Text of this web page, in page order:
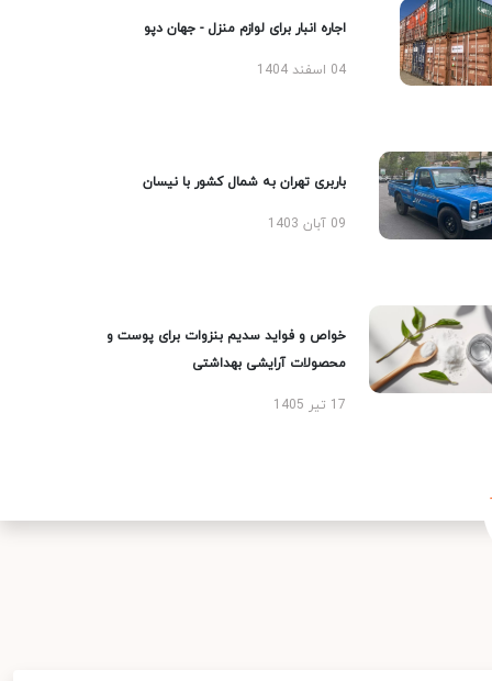
اجاره انبار برای لوازم منزل - جهان دپو
04 اسفند 1404
باربری تهران به شمال کشور با نیسان
09 آبان 1403
خواص و فواید سدیم بنزوات برای پوست و
محصولات آرایشی بهداشتی
17 تیر 1405